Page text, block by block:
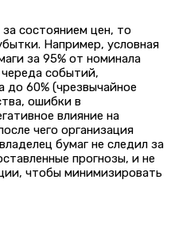
за состоянием цен, то
Например, условная
за 95% от номинала
событий,
до 60% (чрезвычайное
ошибки в
влияние на
чего организация
бумаг не следил за
прогнозы, и не
чтобы минимизировать